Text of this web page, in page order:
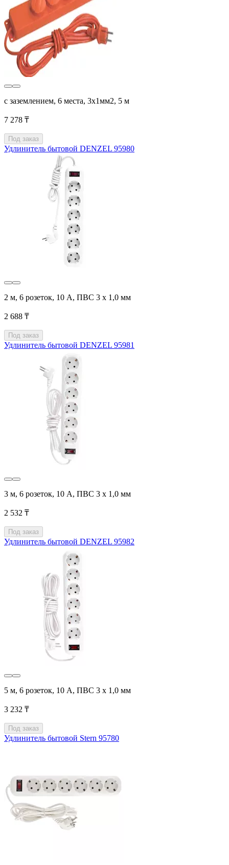
с заземлением, 6 места, 3х1мм2, 5 м
7 278 ₸
Под заказ
Удлинитель бытовой DENZEL 95980
2 м, 6 розеток, 10 А, ПВС 3 х 1,0 мм
2 688 ₸
Под заказ
Удлинитель бытовой DENZEL 95981
3 м, 6 розеток, 10 А, ПВС 3 х 1,0 мм
2 532 ₸
Под заказ
Удлинитель бытовой DENZEL 95982
5 м, 6 розеток, 10 А, ПВС 3 х 1,0 мм
3 232 ₸
Под заказ
Удлинитель бытовой Stern 95780